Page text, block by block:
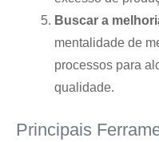
Buscar a
mentalidade de
processos para
qualidade.
Principais